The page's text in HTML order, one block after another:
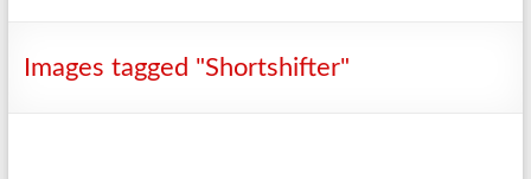
Images tagged "Shortshifter"